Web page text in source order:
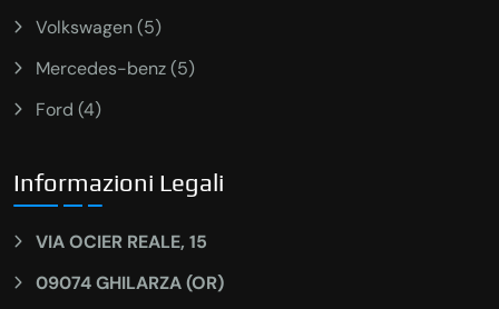
Volkswagen (5)
Mercedes-benz (5)
Ford (4)
Informazioni Legali
VIA OCIER REALE, 15
09074 GHILARZA (OR)